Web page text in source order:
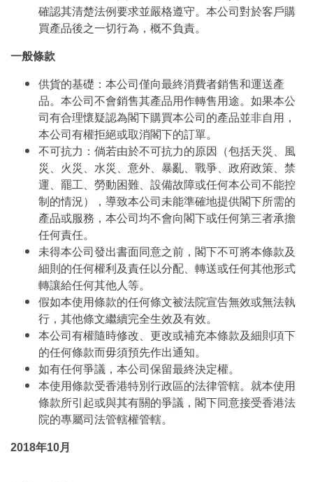
確認其清楚法例要求並嚴格遵守。本公司對於客戶購
買產品後之一切行為，概不負責。
一般條款
供貨的基礎：本公司僅向最終消費者銷售和運送產
品。本公司不會銷售其產品用作轉售用途。如果本公
司有合理懷疑認為閣下購買本公司的產品並非自用，
本公司有權拒絕或取消閣下的訂單。
不可抗力：倘若由於不可抗力的原因（包括天災、風
災、火災、水災、意外、暴亂、戰爭、政府政策、禁
運、罷工、勞動困難、設備故障或任何本公司不能控
制的情況），導致本公司未能準確地提供閣下所需的
產品或服務，本公司均不會向閣下或任何第三者承擔
任何責任。
未得本公司發出書面同意之前，閣下不可將本條款及
細則的任何權利及責任以分配、轉送或任何其他形式
轉讓給任何其他人等。
假如本使用條款的任何條文被法院宣告無效或無法執
行，其他條文繼續完全生效及有效。
本公司有權隨時修改、更改或補充本條款及細則項下
的任何條款而毋須預先作出通知。
如有任何爭議，本公司保留最終決定權。
本使用條款受香港特別行政區的法律管轄。就本使用
條款所引起或與其有關的爭議，閣下同意接受香港法
院的專屬司法管轄權管轄。
2018年10月